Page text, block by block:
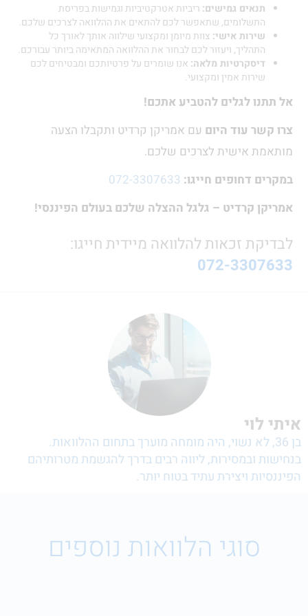
תנאים גמישים: ריביות אטרקטיביות וגמישות בפריסת
התשלומים, שתאפשר לכם להתאים את ההלוואה לצרכים שלכם.
שירות אישי: צוות מיומן ומקצועי שילווה אותך לאורך כל
התהליך, ויעזור לכם לבחור את ההלוואה המתאימה ביותר עבורכם.
דיסקרטיות מלאה: אנו שומרים על פרטיותכם ומבטיחים לכם
שירות אמין ומקצועי.
אל תתנו לגלים להטביע אתכם!
צרו קשר עוד היום עם אמריקן קרדיט ותקבלו הצעה
מותאמת אישית לצרכים שלכם.
במקרים דחופים חייגו:
אמריקן קרדיט – גלגל ההצלה שלכם בעולם הפיננסי!
לבדיקת זכאות להלוואה מיידית חייגו:
072-3307633
איתי לוי
בן 36, לא נשוי, היה מומחה מוערך בתחום ההלוואות.
בנחישות ובמסירות, ליווה רבים בדרך להגשמת מטרותיהם
הפיננסיות ויצירת עתיד בטוח יותר.
סוגי הלוואות נוספים